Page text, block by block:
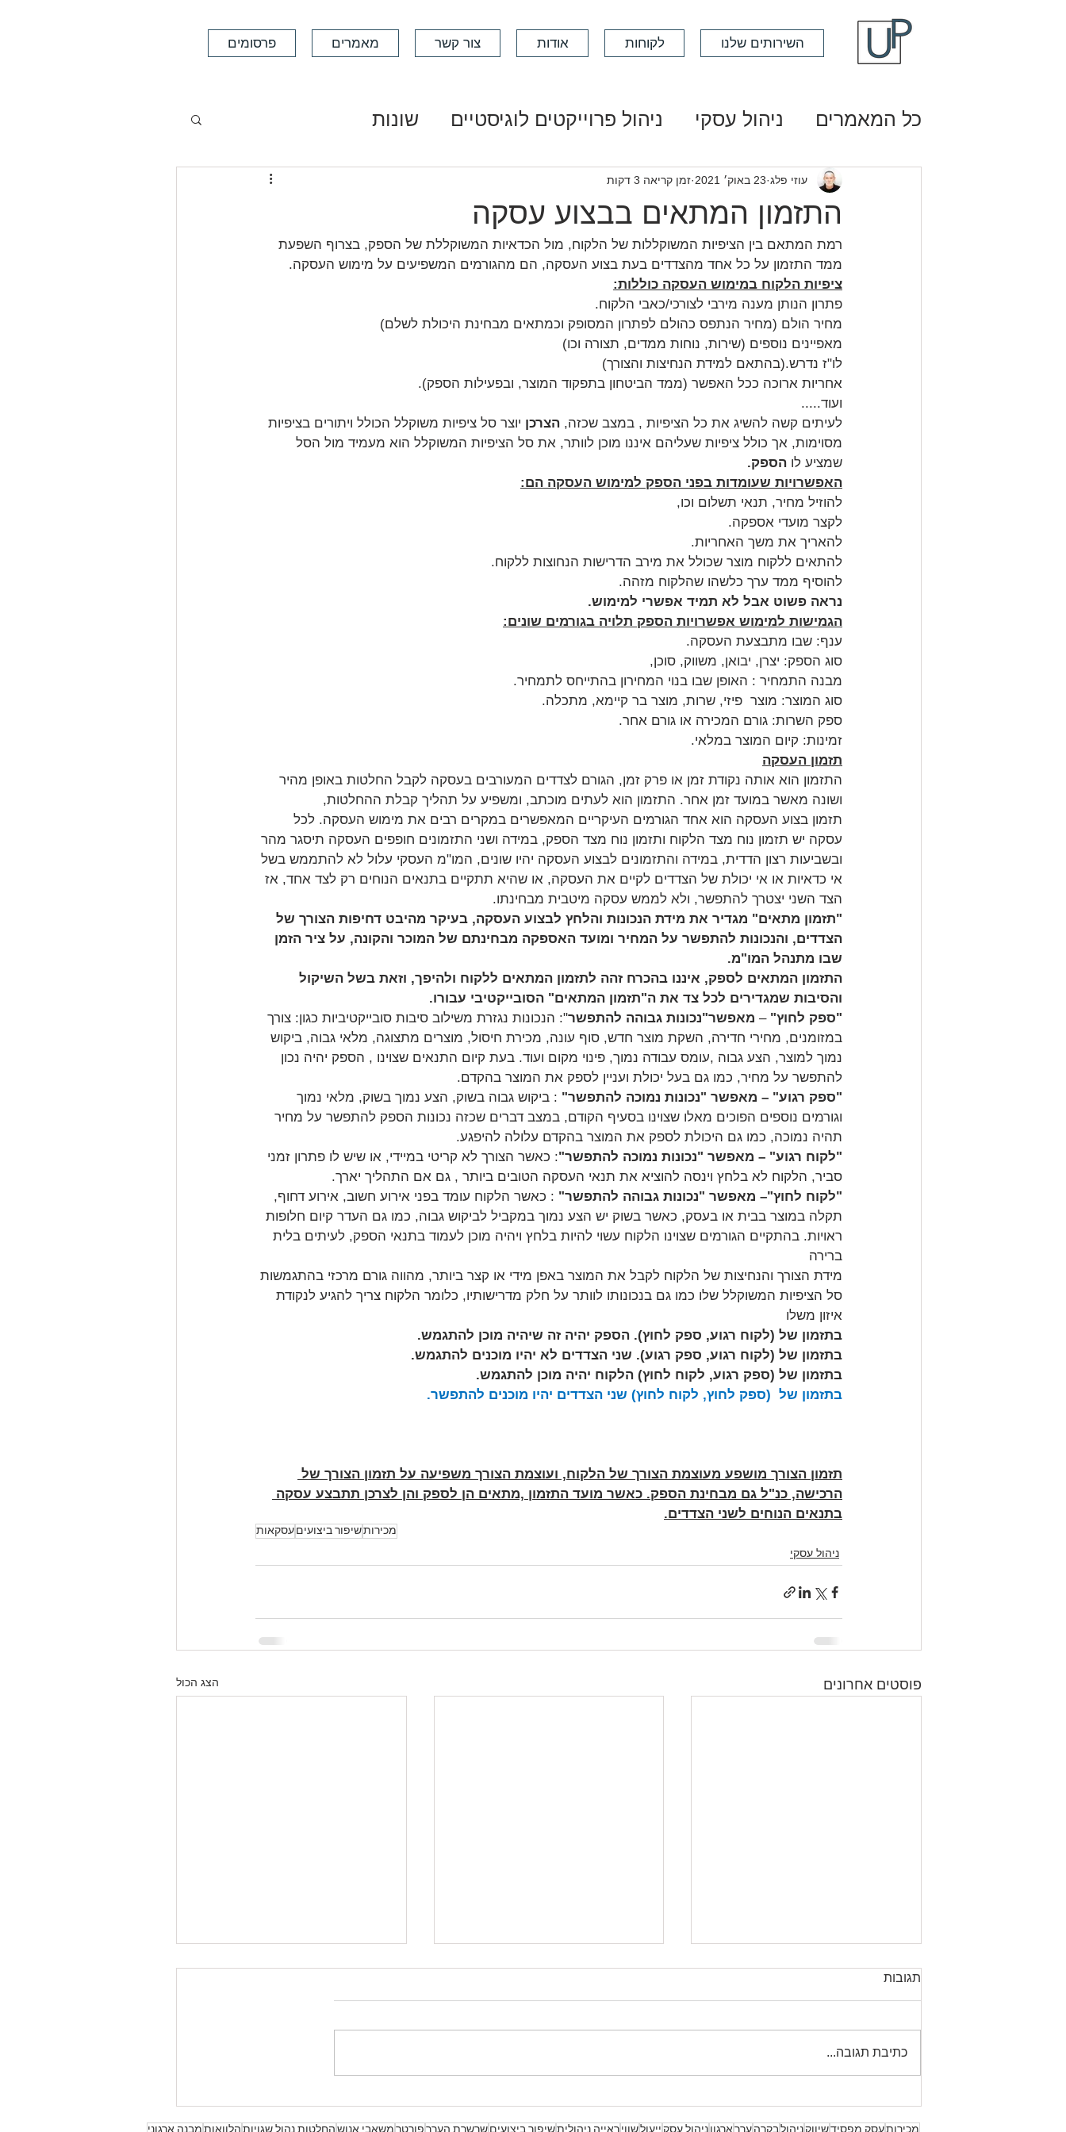
השירותים שלנו לקוחות אודות צור קשר מאמרים פרסומים
כל המאמרים ניהול עסקי ניהול פרוייקטים לוגיסטיים שונות
התזמון המתאים בבצוע עסקה
עוזי פלג 23 באוק׳ 2021 זמן קריאה 3 דקות
רמת המתאם בין הציפיות המשוקללות של הלקוח, מול הכדאיות המשוקללת של הספק, בצרוף השפעת
ממד התזמון על כל אחד מהצדדים בעת בצוע העסקה, הם מהגורמים המשפיעים על מימוש העסקה.
ציפיות הלקוח במימוש העסקה כוללות:
פתרון הנותן מענה מירבי לצורכי/כאבי הלקוח.
מחיר הולם (מחיר הנתפס כהולם לפתרון המסופק וכמתאים מבחינת היכולת לשלם)
מאפיינים נוספים (שירות, נוחות ממדים, תצורה וכו)
לו"ז נדרש.(בהתאם למידת הנחיצות והצורך)
אחריות ארוכה ככל האפשר (ממד הביטחון בתפקוד המוצר, ובפעילות הספק).
ועוד.....
לעיתים קשה להשיג את כל הציפיות , במצב שכזה, הצרכן יוצר סל ציפיות משוקלל הכולל ויתורים בציפיות
מסוימות, אך כולל ציפיות שעליהם איננו מוכן לוותר, את סל הציפיות המשוקלל הוא מעמיד מול הסל
שמציע לו הספק.
האפשרויות שעומדות בפני הספק למימוש העסקה הם:
להוזיל מחיר, תנאי תשלום וכו,
לקצר מועדי אספקה.
להאריך את משך האחריות.
להתאים ללקוח מוצר שכולל את מירב הדרישות הנחוצות ללקוח.
להוסיף ממד ערך כלשהו שהלקוח מזהה.
נראה פשוט אבל לא תמיד אפשרי למימוש.
הגמישות למימוש אפשרויות הספק תלויה בגורמים שונים:
ענף: שבו מתבצעת העסקה.
סוג הספק: יצרן, יבואן, משווק, סוכן,
מבנה התמחיר : האופן שבו בנוי המחירון בהתייחס לתמחיר.
סוג המוצר: מוצר  פיזי, שרות, מוצר בר קיימא, מתכלה.
ספק השרות: גורם המכירה או גורם אחר.
זמינות: קיום המוצר במלאי.
תזמון העסקה
התזמון הוא אותה נקודת זמן או פרק זמן, הגורם לצדדים המעורבים בעסקה לקבל החלטות באופן מהיר
ושונה מאשר במועד זמן אחר. התזמון הוא לעתים מוכתב, ומשפיע על תהליך קבלת ההחלטות,
תזמון בצוע העסקה הוא אחד הגורמים העיקריים המאפשרים במקרים רבים את מימוש העסקה. לכל
עסקה יש תזמון נוח מצד הלקוח ותזמון נוח מצד הספק, במידה ושני התזמונים חופפים העסקה תיסגר מהר
ובשביעות רצון הדדית, במידה והתזמונים לבצוע העסקה יהיו שונים, המו"מ העסקי עלול לא להתממש בשל
אי כדאיות או אי יכולת של הצדדים לקיים את העסקה, או שהיא תתקיים בתנאים הנוחים רק לצד אחד, אז
הצד השני יצטרך להתפשר, ולא לממש עסקה מיטבית מבחינתו.
"תזמון מתאים" מגדיר את מידת הנכונות והלחץ לבצוע העסקה, בעיקר מהיבט דחיפות הצורך של
הצדדים, והנכונות להתפשר על המחיר ומועד האספקה מבחינתם של המוכר והקונה, על ציר הזמן
שבו מתנהל המו"מ.
התזמון המתאים לספק, איננו בהכרח זהה לתזמון המתאים ללקוח ולהיפך, וזאת בשל השיקול
והסיבות שמגדירים לכל צד את ה"תזמון המתאים" הסובייקטיבי עבורו.
"ספק לחוץ" – מאפשר"נכונות גבוהה להתפשר": הנכונות נגזרת משילוב סיבות סובייקטיביות כגון: צורך
במזומנים, מחירי חדירה, השקת מוצר חדש, סוף עונה, מכירת חיסול, מוצרים מתצוגה, מלאי גבוה, ביקוש
נמוך למוצר, הצע גבוה ,עומס עבודה נמוך, פינוי מקום ועוד. בעת קיום התנאים שצוינו , הספק יהיה נכון
להתפשר על מחיר, כמו גם בעל יכולת ועניין לספק את המוצר בהקדם.
"ספק רגוע" – מאפשר "נכונות נמוכה להתפשר" : ביקוש גבוה בשוק, הצע נמוך בשוק, מלאי נמוך
וגורמים נוספים הפוכים מאלו שצוינו בסעיף הקודם, במצב דברים שכזה נכונות הספק להתפשר על מחיר
תהיה נמוכה, כמו גם היכולת לספק את המוצר בהקדם עלולה להיפגע.
"לקוח רגוע" – מאפשר "נכונות נמוכה להתפשר": כאשר הצורך לא קריטי במיידי, או שיש לו פתרון זמני
סביר, הלקוח לא בלחץ וינסה להוציא את תנאי העסקה הטובים ביותר , גם אם התהליך יארך.
"לקוח לחוץ"– מאפשר "נכונות גבוהה להתפשר" : כאשר הלקוח עומד בפני אירוע חשוב, אירוע דחוף,
תקלה במוצר בבית או בעסק, כאשר בשוק יש הצע נמוך במקביל לביקוש גבוה, כמו גם העדר קיום חלופות
ראויות. בהתקיים הגורמים שצוינו הלקוח עשוי להיות בלחץ ויהיה מוכן לעמוד בתנאי הספק, לעיתים בלית
ברירה
מידת הצורך והנחיצות של הלקוח לקבל את המוצר באפן מידי או קצר ביותר, מהווה גורם מרכזי בהתגמשות
סל הציפיות המשוקלל שלו כמו גם בנכונותו לוותר על חלק מדרישותיו, כלומר הלקוח צריך להגיע לנקודת
איזון משלו
בתזמון של (לקוח רגוע, ספק לחוץ). הספק יהיה זה שיהיה מוכן להתגמש.
בתזמון של (לקוח רגוע, ספק רגוע). שני הצדדים לא יהיו מוכנים להתגמש.
בתזמון של (ספק רגוע, לקוח לחוץ) הלקוח יהיה מוכן להתגמש.
בתזמון של  (ספק לחוץ, לקוח לחוץ) שני הצדדים יהיו מוכנים להתפשר.
תזמון הצורך מושפע מעוצמת הצורך של הלקוח, ועוצמת הצורך משפיעה על תזמון הצורך של
הרכישה, כנ"ל גם מבחינת הספק. כאשר מועד התזמון ,מתאים הן לספק והן לצרכן תתבצע עסקה
בתנאים הנוחים לשני הצדדים.
מכירותשיפור ביצועיםעסקאות
ניהול עסקי
פוסטים אחרונים הצג הכול
מימוש תהליך ייעוץ עסקי יעיל
תהליך ליווי של ייעוץ עסקי הוא תהליך
רגשות לעסק ולמועסקים בו. כמו כן...
הגדלת הרווחים בעסק
הגדלת הרווח בעסק צריכה להיות
(ישירות/משתנות וקבועות) לפני...
מה זה משבר? מה עושים? איך
המשבר, מה המשמעות וההשפעות,
תגובות
כתיבת תגובה...